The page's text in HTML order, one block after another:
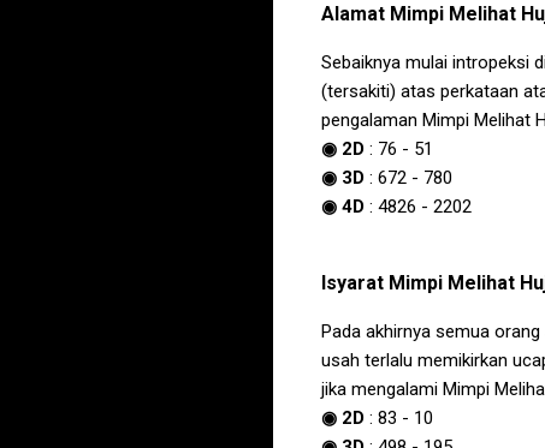
Alamat Mimpi Melihat
Sebaiknya mulai intropeksi
(tersakiti) atas perkataan
pengalaman Mimpi Melihat
◉ 2D : 76 - 51
◉ 3D : 672 - 780
◉ 4D : 4826 - 2202
Isyarat Mimpi Melihat
Pada akhirnya semua
usah terlalu memikirkan
jika mengalami Mimpi
◉ 2D : 83 - 10